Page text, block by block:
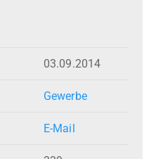
03.09.2014
Gewerbe
E-Mail